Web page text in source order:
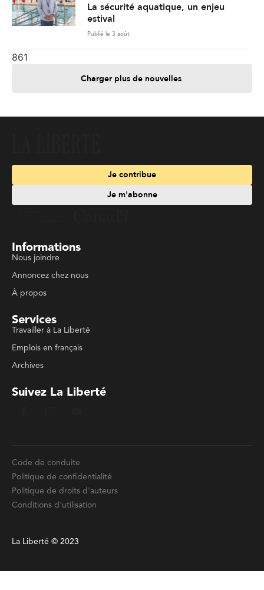
La sécurité aquatique, un enjeu
estival
Publié le 3 août
861
Charger plus de nouvelles
Je contribue
Je m'abonne
Informations
Nous joindre
Annoncez chez nous
À propos
Services
Travailler à La Liberté
Emplois en français
Archives
Suivez La Liberté
Code de conduite
Politique de confidentialité
Politique de droits d'auteurs
Conditions d'utilisation
La Liberté © 2023